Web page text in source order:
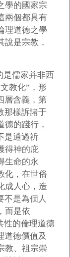
學的國家宗
兩個都具有
理道德之學
是宗教，
是儒家并非西
教化”，形
層含義，第
那樣訴諸于
的踐行，
是通過祈
得神的庇
生命的永
化，在世俗
成人心，造
不是為個人
而是依
性的倫理道德
道德價值及
教、祖宗崇